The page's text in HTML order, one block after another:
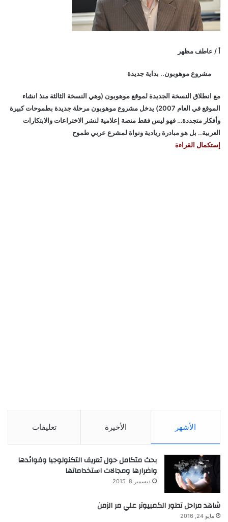
أ / عاطف مظهر
مشروع موهوبون.. بداية جديدة
مع انطلاق النسخة الجديدة لموقع موهوبون (وهي النسخة الثالثة منذ انشاء
الموقع في العام 2007) يدخل مشروع موهوبون مرحلة جديدة بطموحات كبيرة
وأفكار متجددة… فهو ليس فقط منصة إعلامية لنشر الاختراعات والابتكارات
العربية.. بل هو مبادرة ريادية ونواة لمشرع عربي طموح
إستكمال القراءة
الأشهر الأخيرة تعليقات
بحث متكامل حول تعريف التكنولوجيا وفوائدها
واضرارها ومجالات استخداماتها
ديسمبر 8, 2015
شاهد مراحل تطور الكمبيوتر علي مر الزمن
مايو 24, 2016